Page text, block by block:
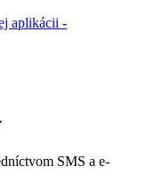
aplikácii -
SMS a e-